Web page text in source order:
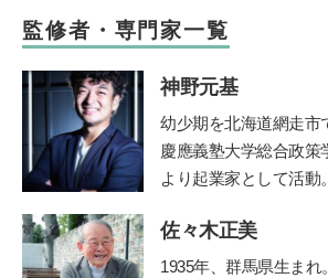
監修者・専門家一覧
神野元基
幼少期を北海道網走市
慶應義塾大学総合政策
より起業家として活動
道に進む。子どもたち
力」を身につけて欲し
佐々木正美
1935年、群馬県生ま